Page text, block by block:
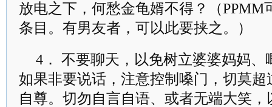
放电之下，何愁金龟婿不得？（PPMM
条目。有男友者，可以此要挟之。）
4． 不要聊天，以免树立婆婆妈妈、
如果非要说话，注意控制嗓门，切莫
自尊。切勿自言自语、或者无端大笑